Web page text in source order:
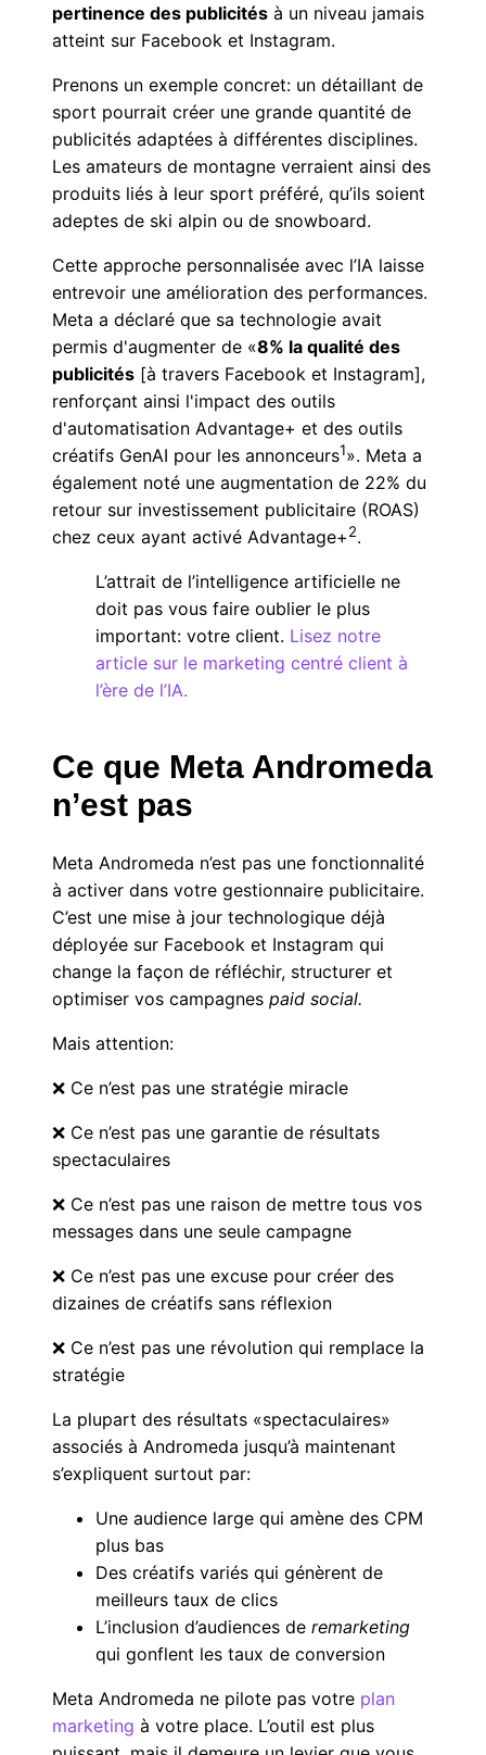
pertinence des publicités à un niveau jamais
atteint sur Facebook et Instagram.
Prenons un exemple concret: un détaillant de
sport pourrait créer une grande quantité de
publicités adaptées à différentes disciplines.
Les amateurs de montagne verraient ainsi des
produits liés à leur sport préféré, qu’ils soient
adeptes de ski alpin ou de snowboard.
Cette approche personnalisée avec l’IA laisse
entrevoir une amélioration des performances.
Meta a déclaré que sa technologie avait
permis d'augmenter de «8% la qualité des
publicités [à travers Facebook et Instagram],
renforçant ainsi l'impact des outils
d'automatisation Advantage+ et des outils
créatifs GenAI pour les annonceurs1». Meta a
également noté une augmentation de 22% du
retour sur investissement publicitaire (ROAS)
chez ceux ayant activé Advantage+2.
L’attrait de l’intelligence artificielle ne
doit pas vous faire oublier le plus
important: votre client. Lisez notre
article sur le marketing centré client à
l’ère de l’IA.
Ce que Meta Andromeda
n’est pas
Meta Andromeda n’est pas une fonctionnalité
à activer dans votre gestionnaire publicitaire.
C’est une mise à jour technologique déjà
déployée sur Facebook et Instagram qui
change la façon de réfléchir, structurer et
optimiser vos campagnes paid social.
Mais attention:
❌ Ce n’est pas une stratégie miracle
❌ Ce n’est pas une garantie de résultats
spectaculaires
❌ Ce n’est pas une raison de mettre tous vos
messages dans une seule campagne
❌ Ce n’est pas une excuse pour créer des
dizaines de créatifs sans réflexion
❌ Ce n’est pas une révolution qui remplace la
stratégie
La plupart des résultats «spectaculaires»
associés à Andromeda jusqu’à maintenant
s’expliquent surtout par:
Une audience large qui amène des CPM
plus bas
Des créatifs variés qui génèrent de
meilleurs taux de clics
L’inclusion d’audiences de remarketing
qui gonflent les taux de conversion
Meta Andromeda ne pilote pas votre plan
marketing à votre place. L’outil est plus